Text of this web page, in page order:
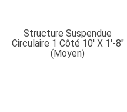
Structure Suspendue
Circulaire 1 Côté 10′ X 1′-8″
(moyen)